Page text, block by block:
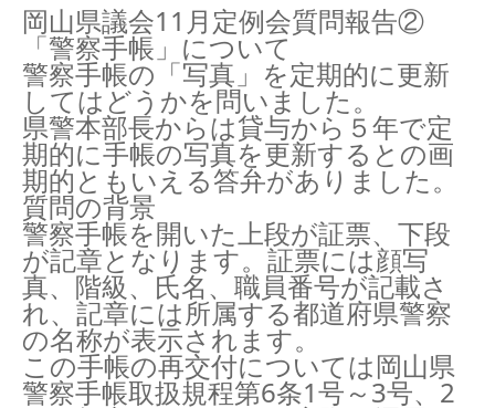
岡山県議会11月定例会質問報告②
「警察手帳」について
警察手帳の「写真」を定期的に更新
してはどうかを問いました。
県警本部長からは貸与から５年で定
期的に手帳の写真を更新するとの画
期的ともいえる答弁がありました。
質問の背景
警察手帳を開いた上段が証票、下段
が記章となります。証票には顔写
真、階級、氏名、職員番号が記載さ
れ、記章には所属する都道府県警察
の名称が表示されます。
この手帳の再交付については岡山県
警察手帳取扱規程第6条1号～3号、2